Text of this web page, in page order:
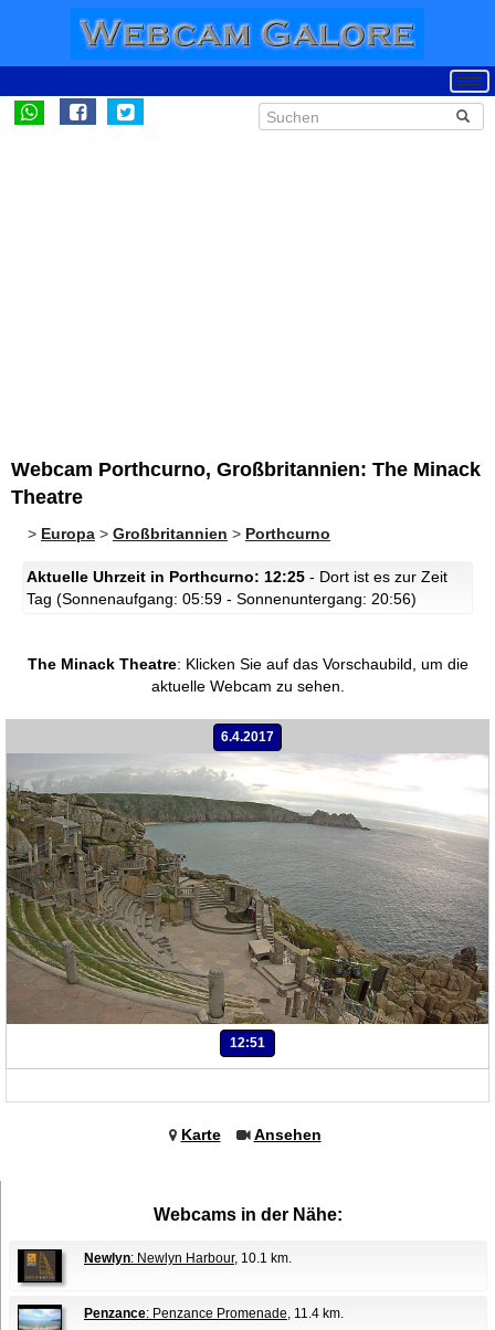
Webcam Porthcurno, Großbritannien: The Minack
Theatre
> Europa > Großbritannien > Porthcurno
Aktuelle Uhrzeit in Porthcurno: 12:25 - Dort ist es zur Zeit
Tag (Sonnenaufgang: 05:59 - Sonnenuntergang: 20:56)
The Minack Theatre: Klicken Sie auf das Vorschaubild, um die
aktuelle Webcam zu sehen.
6.4.2017
12:51
Karte Ansehen
Webcams in der Nähe:
Newlyn: Newlyn Harbour, 10.1 km.
Penzance: Penzance Promenade, 11.4 km.